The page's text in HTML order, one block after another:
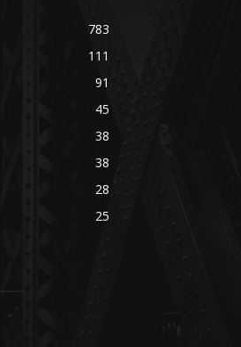
783
111
91
45
38
38
28
25